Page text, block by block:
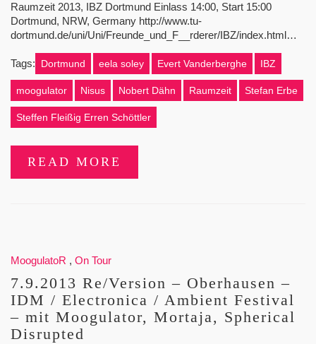
Raumzeit 2013, IBZ Dortmund Einlass 14:00, Start 15:00
Dortmund, NRW, Germany http://www.tu-
dortmund.de/uni/Uni/Freunde_und_F__rderer/IBZ/index.html…
Tags: Dortmund eela soley Evert Vanderberghe IBZ
moogulator Nisus Nobert Dähn Raumzeit Stefan Erbe
Steffen Fleißig Erren Schöttler
READ MORE
MoogulatoR , On Tour
7.9.2013 Re/Version – Oberhausen –
IDM / Electronica / Ambient Festival
– mit Moogulator, Mortaja, Spherical
Disrupted